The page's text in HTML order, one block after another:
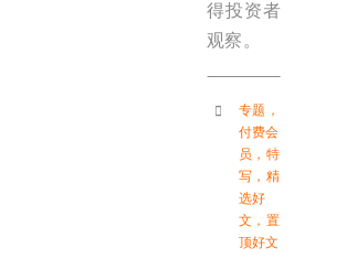
得投资者
观察。
专题 ，
付费会
员 ， 特
写 ， 精
选好
文 ， 置
顶好文